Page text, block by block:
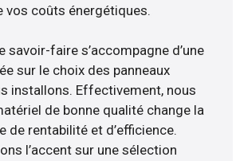
vos coûts énergétiques.
savoir-faire s’accompagne d’une
sur le choix des panneaux
installons. Effectivement, nous
de bonne qualité change la
de rentabilité et d’efficience.
l’accent sur une sélection